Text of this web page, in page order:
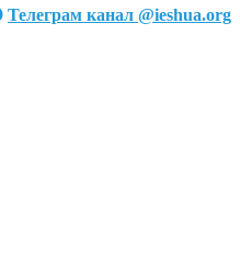
Телеграм канал @ieshua.org